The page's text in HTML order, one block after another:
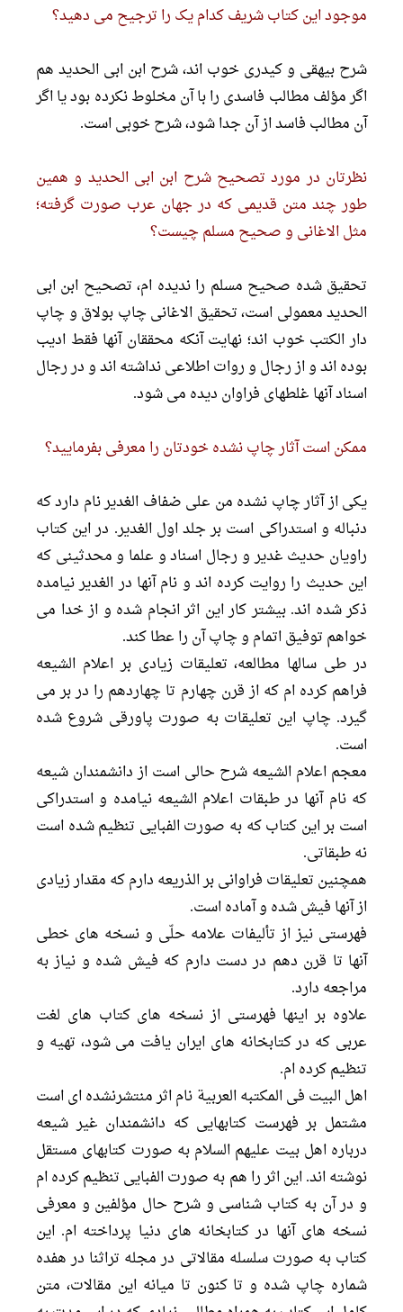
موجود این کتاب شریف کدام یک را ترجیح مى دهید؟
شرح بیهقى و کیدرى خوب اند، شرح ابن ابى الحدید هم
اگر مؤلف مطالب فاسدى را با آن مخلوط نکرده بود یا اگر
آن مطالب فاسد از آن جدا شود، شرح خوبى است.
نظرتان در مورد تصحیح شرح ابن ابى الحدید و همین
طور چند متن قدیمى که در جهان عرب صورت گرفته؛
مثل الاغانى و صحیح مسلم چیست؟
تحقیق شده صحیح مسلم را ندیده ام، تصحیح ابن ابى
الحدید معمولى است، تحقیق الاغانى چاپ بولاق و چاپ
دار الکتب خوب اند؛ نهایت آنکه محققان آنها فقط ادیب
بوده اند و از رجال و روات اطلاعى نداشته اند و در رجال
اسناد آنها غلطهاى فراوان دیده مى شود.
ممکن است آثار چاپ نشده خودتان را معرفى بفرمایید؟
یکى از آثار چاپ نشده من على ضفاف الغدیر نام دارد که
دنباله و استدراکى است بر جلد اول الغدیر. در این کتاب
راویان حدیث غدیر و رجال اسناد و علما و محدثینى که
این حدیث را روایت کرده اند و نام آنها در الغدیر نیامده
ذکر شده اند. بیشتر کار این اثر انجام شده و از خدا مى
خواهم توفیق اتمام و چاپ آن را عطا کند.
در طى سالها مطالعه، تعلیقات زیادى بر اعلام الشیعه
فراهم کرده ام که از قرن چهارم تا چهاردهم را در بر مى
گیرد. چاپ این تعلیقات به صورت پاورقى شروع شده
است.
معجم اعلام الشیعه شرح حالى است از دانشمندان شیعه
که نام آنها در طبقات اعلام الشیعه نیامده و استدراکى
است بر این کتاب که به صورت الفبایى تنظیم شده است
نه طبقاتى.
همچنین تعلیقات فراوانى بر الذریعه دارم که مقدار زیادى
از آنها فیش شده و آماده است.
فهرستى نیز از تألیفات علامه حلّى و نسخه هاى خطى
آنها تا قرن دهم در دست دارم که فیش شده و نیاز به
مراجعه دارد.
علاوه بر اینها فهرستى از نسخه هاى کتاب هاى لغت
عربى که در کتابخانه هاى ایران یافت مى شود، تهیه و
تنظیم کرده ام.
اهل البیت فی المکتبه العربیة نام اثر منتشرنشده اى است
مشتمل بر فهرست کتابهایى که دانشمندان غیر شیعه
درباره اهل بیت علیهم السلام به صورت کتابهاى مستقل
نوشته اند. این اثر را هم به صورت الفبایى تنظیم کرده ام
و در آن به کتاب شناسى و شرح حال مؤلفین و معرفى
نسخه هاى آنها در کتابخانه هاى دنیا پرداخته ام. این
کتاب به صورت سلسله مقالاتى در مجله تراثنا در هفده
شماره چاپ شده و تا کنون تا میانه این مقالات، متن